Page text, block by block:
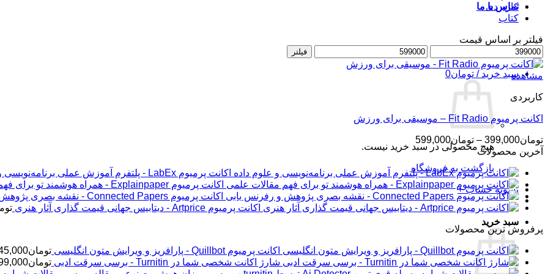
تماس با ما
ورود / عضویت
سبد خرید / تومان0
هیچ محصولی در سبد خرید نیست.
بازگشت به فروشگاه
تسویه حساب +
سبد خرید
کاربردی
کتاب
فیلتر بر اساس قیمت
حداقل
قیمت
حداکثر
قیمت
فیلتر
مشاهده
کاربردی
اکانت پرمیوم Fit Radio – موسیقی برای ورزش
تومان399,000
– تومان599,000
قیمت:
تا
تومان599,000
آخرین محصولات
اکانت پرمیوم LabEx - پلتفرم آموزش عملی برنامه‌نویسی و علوم داده
اکانت پرمیوم Explainpaper - همراه هوشمند تو برای فهم مقالات علمی
اکانت پرمیوم Connected Papers - نقشه بصری پژوهش و رفرنس یابی
اکانت پرمیوم Artprice - دیتابیس جهانی قیمت ‌گذاری آثار هنری
پرفروش ترین محصولات
اکانت پرمیوم Quillbot - پارافریز و ویرایش متون انگلیسی تومان
شارژ اکانت شخصی شما در Turnitin - برسی سرقت ادبی تومان